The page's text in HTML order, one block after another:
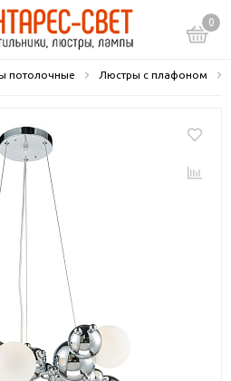
0
потолочные Люстры с плафоном